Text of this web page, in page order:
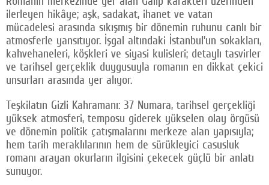
ilerleyen hikâye; aşk, sadakat, ihanet ve vatan
mücadelesi arasında sıkışmış bir dönemin ruhunu canlı bir
atmosferle yansıtıyor. İşgal altındaki İstanbul’un sokakları,
kahvehaneleri, köşkleri ve siyasi kulisleri; detaylı tasvirler
ve tarihsel gerçeklik duygusuyla romanın en dikkat çekici
unsurları arasında yer alıyor.
Teşkilatın Gizli Kahramanı: 37 Numara, tarihsel gerçekliği
yüksek atmosferi, temposu giderek yükselen olay örgüsü
ve dönemin politik çatışmalarını merkeze alan yapısıyla;
hem tarih meraklılarının hem de sürükleyici casusluk
romanı arayan okurların ilgisini çekecek güçlü bir anlatı
sunuyor.